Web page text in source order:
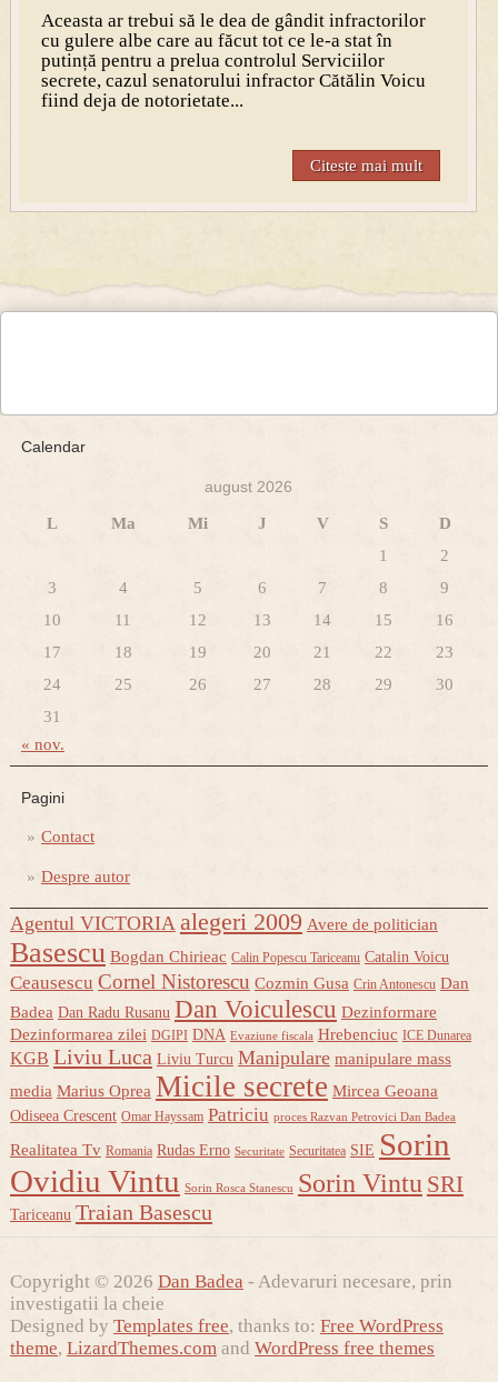
Aceasta ar trebui să le dea de gândit infractorilor
cu gulere albe care au făcut tot ce le-a stat în
putință pentru a prelua controlul Serviciilor
secrete, cazul senatorului infractor Cătălin Voicu
fiind deja de notorietate...
Citeste mai mult
Calendar
august 2026
L Ma Mi J V S
D
1
2
3
4 5 6 7 8
9
10
11 12 13 14 15
16
17
18 19 20 21 22
23
24
25 26 27 28 29
30
31
« nov.
Pagini
Contact
Despre autor
Agentul VICTORIA alegeri 2009 Avere de politician
Basescu Bogdan Chirieac Calin Popescu Tariceanu Catalin Voicu
Ceausescu Cornel Nistorescu Cozmin Gusa Crin Antonescu Dan
Badea Dan Radu Rusanu Dan Voiculescu Dezinformare
Dezinformarea zilei DGIPI DNA Evaziune fiscala Hrebenciuc ICE Dunarea
KGB Liviu Luca Liviu Turcu Manipulare manipulare mass
media Marius Oprea Micile secrete Mircea Geoana
Odiseea Crescent Omar Hayssam Patriciu proces Razvan Petrovici Dan Badea
Realitatea Tv Romania Rudas Erno Securitate Securitatea SIE Sorin
Ovidiu Vintu Sorin Rosca Stanescu Sorin Vintu SRI
Tariceanu Traian Basescu
Copyright © 2026 Dan Badea - Adevaruri necesare, prin
investigatii la cheie
Designed by Templates free, thanks to: Free WordPress
theme, LizardThemes.comand WordPress free themes